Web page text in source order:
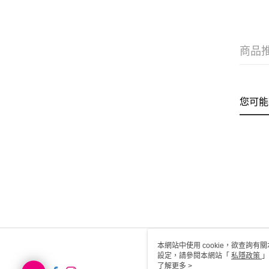
商品
您可
本網站中使用 cookie，欲查詢有
設定，請參閱本網站「 私隱政策
用 cookie。
了解更多 >